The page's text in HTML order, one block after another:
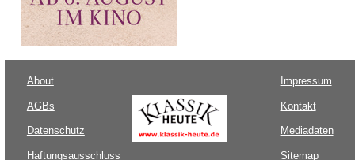
About
AGBs
Datenschutz
Haftungsausschluss
Impressum
Kontakt
Mediadaten
Sitemap